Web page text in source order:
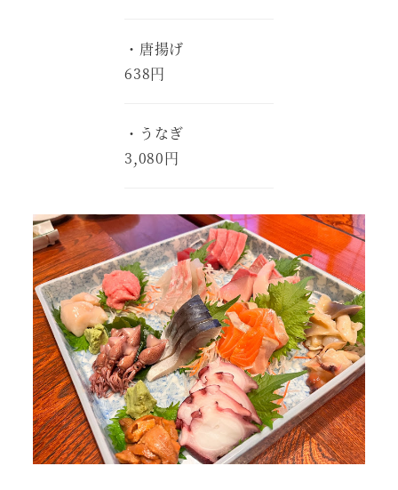
・唐揚げ
638円
・うなぎ
3,080円